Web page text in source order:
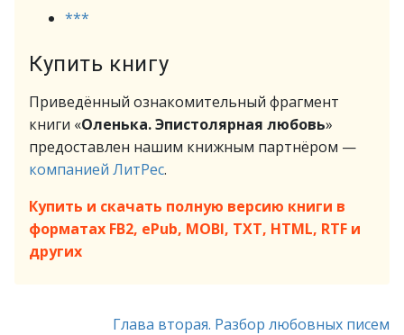
***
Купить книгу
Приведённый ознакомительный фрагмент
книги «Оленька. Эпистолярная любовь»
предоставлен нашим книжным партнёром —
компанией ЛитРес.
Купить и скачать полную версию книги в
форматах FB2, ePub, MOBI, TXT, HTML, RTF и
других
Глава вторая. Разбор любовных писем